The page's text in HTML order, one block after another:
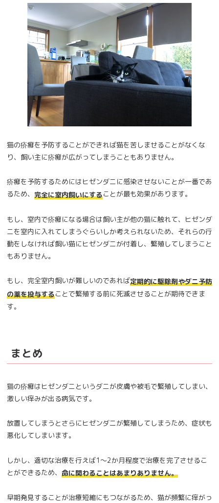
猫の疥癬を予防することができれば猫を苦しませることがなくな
り、飼い主に疥癬が広がってしまうこともありません。
疥癬を予防するためにはヒゼンダニに感染させないことが一番であ
るため、 完全に室内飼いにすることが最も効果があります。
もし、室内で疥癬になる場合は飼い主が他の猫に触れて、ヒゼンダ
ニを室内に入れてしまうぐらいしか考えられないため、それらの行
動をしなければ飼い猫にヒゼンダニが付着し、繁殖してしまうこと
もありません。
もし、完全室内飼いが難しいのであれば定期的に駆除剤やダニ予防
の薬を投与することで繁殖する前に死滅させることが期待できま
す。
まとめ
猫の疥癬はヒゼンダニというダニが皮膚や被毛で繁殖してしまい、
激しい痒みが出る病気です。
放置してしまうとさらにヒゼンダニが繁殖してしまうため、症状も
悪化してしまいます。
しかし、適切な治療を行えば1～2か月程度で治療を完了させるこ
とができるため、 命に関わることはあまりありません。
早期発見することが治療短縮にもつながるため、猫が頻繁に痒がっ